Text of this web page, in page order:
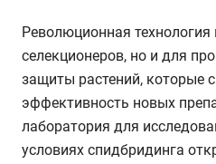
Революционная
селекционеров, но и для
защиты растений, которые
эффективность новых
лаборатория для
условиях спидбридинга